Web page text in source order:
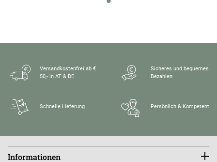
Versandkostenfrei ab €
50,- in AT & DE
Sicheres und bequemes
Bezahlen
Schnelle Lieferung Persönlich & Kompetent
Informationen